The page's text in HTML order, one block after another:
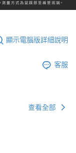
顯示電腦版詳細說明
客服
查看全部